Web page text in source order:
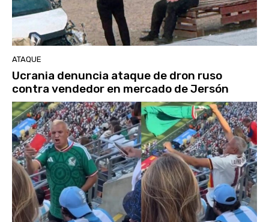
ATAQUE
Ucrania denuncia ataque de dron ruso
contra vendedor en mercado de Jersón